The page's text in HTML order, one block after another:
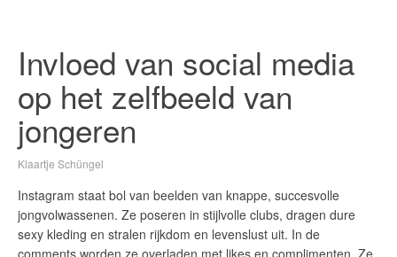
Invloed van social media
op het zelfbeeld van
jongeren
Klaartje Schüngel
Instagram staat bol van beelden van knappe, succesvolle
jongvolwassenen. Ze poseren in stijlvolle clubs, dragen dure
sexy kleding en stralen rijkdom en levenslust uit. In de